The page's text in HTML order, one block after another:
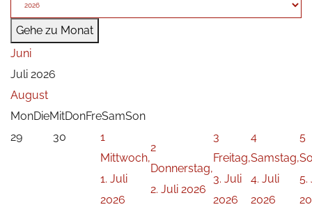
Gehe zu Monat
Juni
Juli 2026
August
MonDieMitDonFreSamSon
29
30
1
Mittwoch,
1. Juli
2026
2
Donnerstag,
2. Juli 2026
3
Freitag,
3. Juli
2026
4
Samstag,
4. Juli
2026
5
5.